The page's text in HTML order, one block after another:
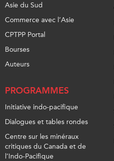
Asie du Sud
Commerce avec l’Asie
CPTPP Portal
Bourses
Auteurs
PROGRAMMES
Initiative indo-pacifique
Dialogues et tables rondes
Centre sur les minéraux
critiques du Canada et de
l’Indo-Pacifique